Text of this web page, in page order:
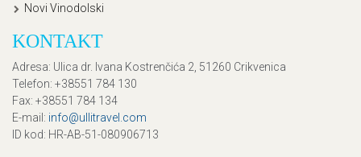
Novi Vinodolski
KONTAKT
Adresa: Ulica dr. Ivana Kostrenčića 2, 51260 Crikvenica
Telefon: +38551 784 130
Fax: +38551 784 134
E-mail : info@ullitravel.com
ID kod: HR-AB-51-080906713